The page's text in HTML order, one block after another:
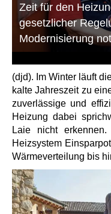
Zeit für den
gesetzlicher
Modernisierung
(djd). Im Winter läuft
kalte Jahreszeit zu
zuverlässige und
Heizung dabei
Laie nicht
Heizsystem
Wärmeverteilung bis